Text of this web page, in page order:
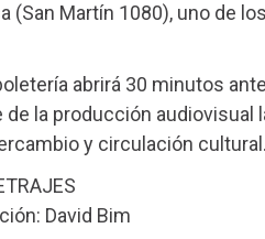
(San Martín 1080), uno de
abrirá 30 minutos
de la producción
y circulación cultural.
David Bim